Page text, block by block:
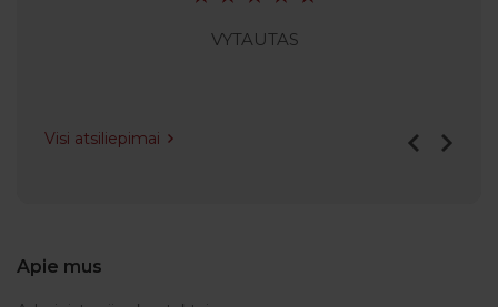
VYTAUTAS
Visi atsiliepimai
Apie mus